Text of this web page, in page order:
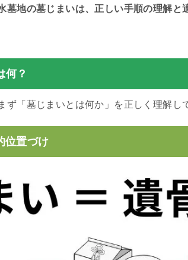
墓地の墓じまいは、正しい手順の理解
何？
ず「墓じまいとは何か」を正しく理解し
位置づけ